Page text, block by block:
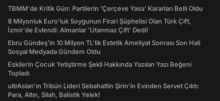
TBMM'de Kritik Gün: Partilerin 'Çerçeve Yasa' Kararları Belli Oldu
8 Milyonluk Euro'luk Soygunun Firari Şüphelisi Olan Türk Çift,
İzmir'de Evlendi: Almanlar 'Utanmaz Çift' Dedi!
Ebru Gündeş'in 10 Milyon TL'lik Estetik Ameliyat Sonrası Son Hali
Sosyal Medyada Gündem Oldu
Eskilerin Çocuk Yetiştirme Şekli Hakkında Yazılan Yazı Beğeni
Topladı
ultrAslan’ın Tribün Lideri Sebahattin Şirin’in Evinden Servet Çıktı:
Para, Altın, Silah, Balistik Yelek!